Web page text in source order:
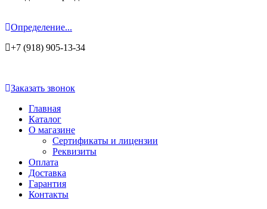
Определение...
+7 (918) 905-13-34
Заказать звонок
Главная
Каталог
О магазине
Сертификаты и лицензии
Реквизиты
Оплата
Доставка
Гарантия
Контакты